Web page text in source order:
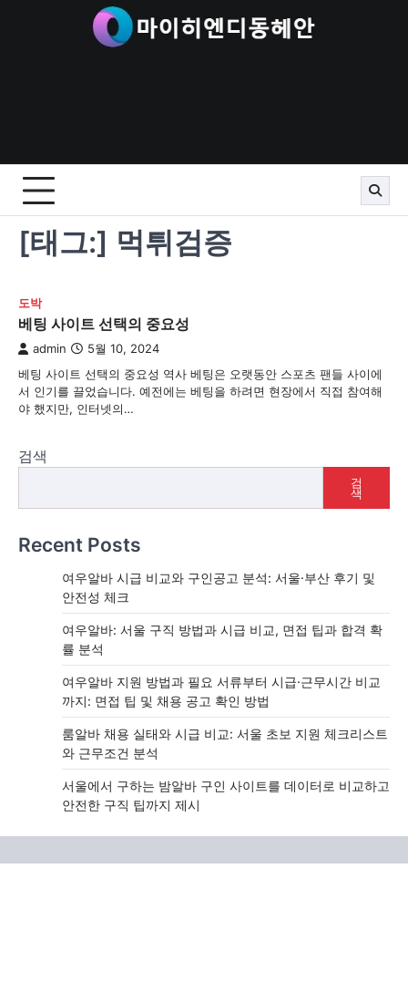
[태그:] 먹튀검증
도박
베팅 사이트 선택의 중요성
admin 5월 10, 2024
베팅 사이트 선택의 중요성 역사 베팅은 오랫동안 스포츠 팬들 사이에
서 인기를 끌었습니다. 예전에는 베팅을 하려면 현장에서 직접 참여해
야 했지만, 인터넷의…
검색
검
색
Recent Posts
여우알바 시급 비교와 구인공고 분석: 서울·부산 후기 및
안전성 체크
여우알바: 서울 구직 방법과 시급 비교, 면접 팁과 합격 확
률 분석
여우알바 지원 방법과 필요 서류부터 시급·근무시간 비교
까지: 면접 팁 및 채용 공고 확인 방법
룸알바 채용 실태와 시급 비교: 서울 초보 지원 체크리스트
와 근무조건 분석
서울에서 구하는 밤알바 구인 사이트를 데이터로 비교하고
안전한 구직 팁까지 제시